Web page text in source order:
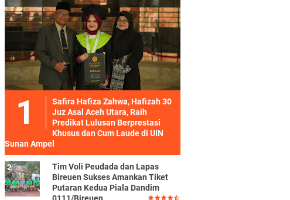
Safira Hafiza Zahwa, Hafizah 30
Juz Asal Aceh Utara, Raih
Predikat Lulusan Berprestasi
Khusus dan Cum Laude di UIN
Sunan Ampel
Tim Voli Peudada dan Lapas
Bireuen Sukses Amankan Tiket
Putaran Kedua Piala Dandim